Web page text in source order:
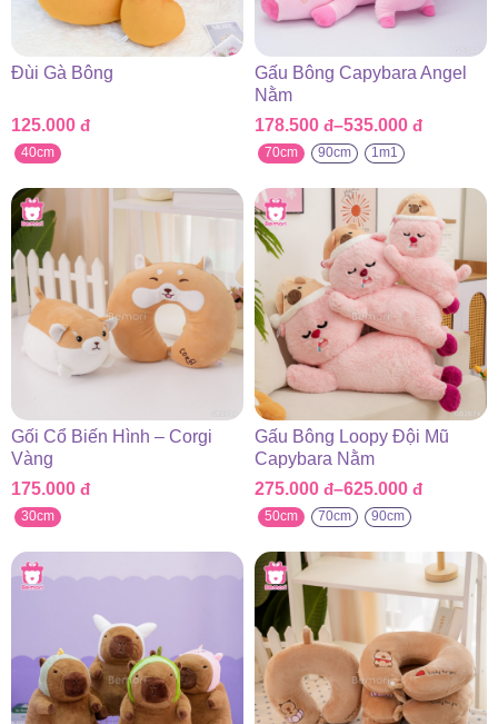
Đùi Gà Bông
125.000 đ
40cm
Gấu Bông Capybara Angel
Nằm
178.500 đ–535.000 đ
Khoảng
giá:
178.500 đ
đến
535.000 đ
70cm 90cm 1m1
Gối Cổ Biến Hình – Corgi
Vàng
175.000 đ
30cm
Gấu Bông Loopy Đội Mũ
Capybara Nằm
275.000 đ–625.000 đ
Khoảng
giá:
275.000 đ
đến
625.000 đ
50cm 70cm 90cm